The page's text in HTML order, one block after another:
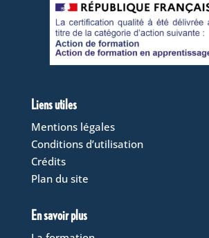
Liens utiles
Mentions légales
Conditions d’utilisation
Crédits
Plan du site
En savoir plus